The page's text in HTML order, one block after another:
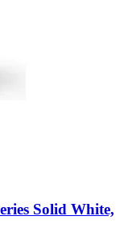
Solid White,